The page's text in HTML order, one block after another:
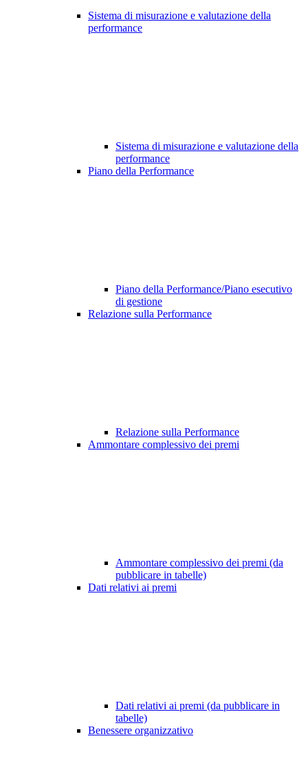
Sistema di misurazione e valutazione della
performance
Sistema di misurazione e valutazione della
performance
Piano della Performance
Piano della Performance/Piano esecutivo
di gestione
Relazione sulla Performance
Relazione sulla Performance
Ammontare complessivo dei premi
Ammontare complessivo dei premi (da
pubblicare in tabelle)
Dati relativi ai premi
Dati relativi ai premi (da pubblicare in
tabelle)
Benessere organizzativo